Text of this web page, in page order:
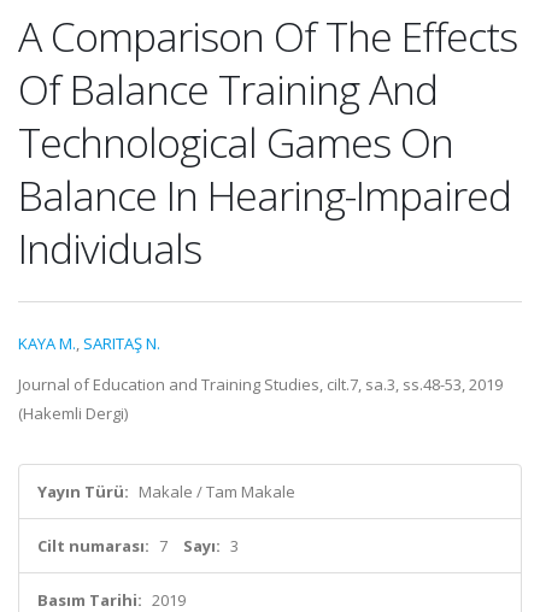
A Comparison Of The Effects
Of Balance Training And
Technological Games On
Balance In Hearing-Impaired
Individuals
KAYA M., SARITAŞ N.
Journal of Education and Training Studies, cilt.7, sa.3, ss.48-53, 2019
(Hakemli Dergi)
Yayın Türü: Makale / Tam Makale
Cilt numarası: 7 Sayı: 3
Basım Tarihi: 2019